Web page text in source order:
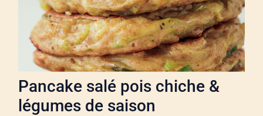
Pancake salé pois chiche &
légumes de saison